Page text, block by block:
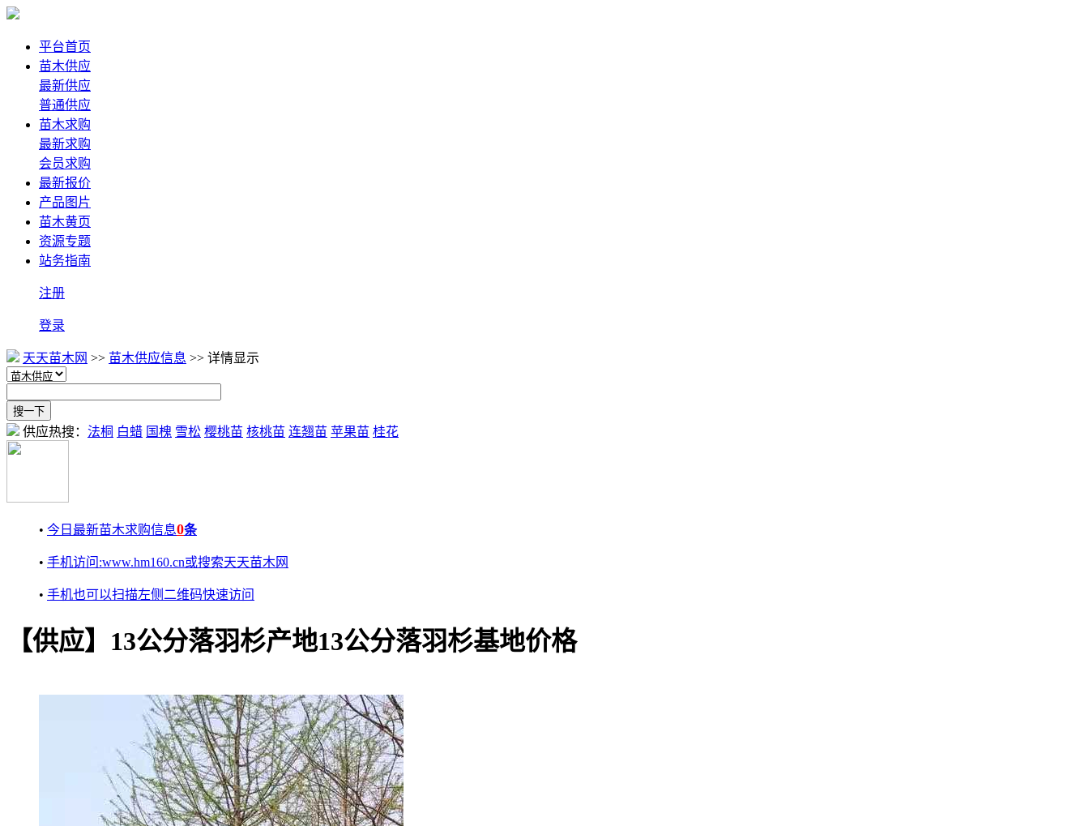
平台首页
苗木供应
最新供应
普通供应
苗木求购
最新求购
会员求购
最新报价
产品图片
苗木黄页
资源专题
站务指南
注册
登录
天天苗木网 >> 苗木供应信息 >> 详情显示
供应热搜： 法桐 白蜡 国槐 雪松 樱桃苗 核桃苗 连翘苗 苹果苗 桂花
• 今日最新苗木求购信息0条
• 手机访问:www.hm160.cn或搜索天天苗木网
• 手机也可以扫描左侧二维码快速访问
【供应】13公分落羽杉产地13公分落羽杉基地价格